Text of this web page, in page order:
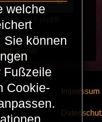
Software © phpBB
durchphpBB.de
und
Impressum
welche
Sie können
Fußzeile
Cookie-